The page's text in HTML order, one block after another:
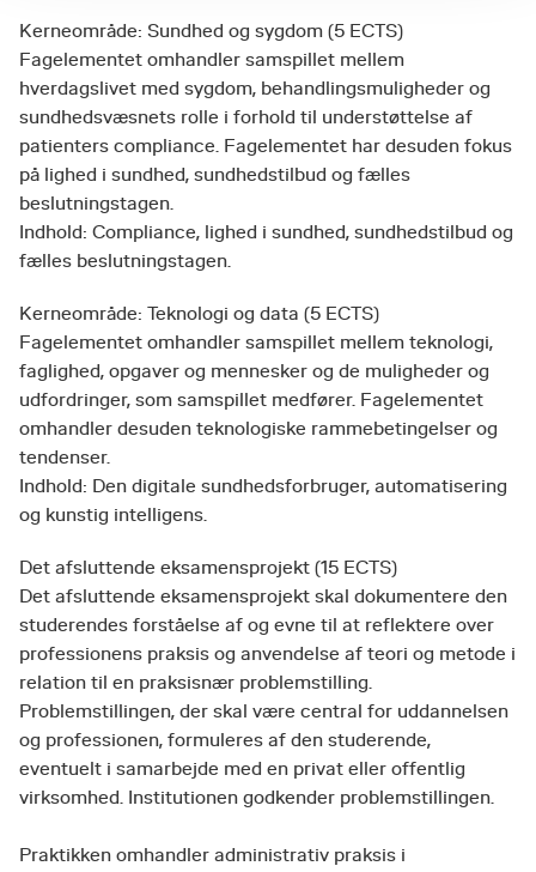
Kerneområde: Sundhed og sygdom (5 ECTS)
Fagelementet omhandler samspillet mellem
hverdagslivet med sygdom, behandlingsmuligheder og
sundhedsvæsnets rolle i forhold til understøttelse af
patienters compliance. Fagelementet har desuden fokus
på lighed i sundhed, sundhedstilbud og fælles
beslutningstagen.
Indhold: Compliance, lighed i sundhed, sundhedstilbud og
fælles beslutningstagen.
Kerneområde: Teknologi og data (5 ECTS)
Fagelementet omhandler samspillet mellem teknologi,
faglighed, opgaver og mennesker og de muligheder og
udfordringer, som samspillet medfører. Fagelementet
omhandler desuden teknologiske rammebetingelser og
tendenser.
Indhold: Den digitale sundhedsforbruger, automatisering
og kunstig intelligens.
Det afsluttende eksamensprojekt (15 ECTS)
Det afsluttende eksamensprojekt skal dokumentere den
studerendes forståelse af og evne til at reflektere over
professionens praksis og anvendelse af teori og metode i
relation til en praksisnær problemstilling.
Problemstillingen, der skal være central for uddannelsen
og professionen, formuleres af den studerende,
eventuelt i samarbejde med en privat eller offentlig
virksomhed. Institutionen godkender problemstillingen.
Praktikken omhandler administrativ praksis i